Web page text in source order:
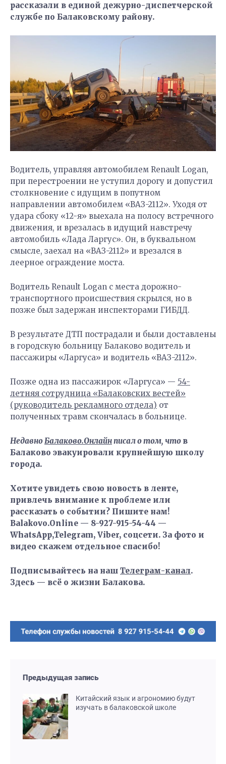
рассказали в единой дежурно-диспетчерской
службе по Балаковскому району.
Водитель, управляя автомобилем Renault Logan,
при перестроении не уступил дорогу и допустил
столкновение с идущим в попутном
направлении автомобилем «ВАЗ-2112». Уходя от
удара сбоку «12-я» выехала на полосу встречного
движения, и врезалась в идущий навстречу
автомобиль «Лада Ларгус». Он, в буквальном
смысле, заехал на «ВАЗ-2112» и врезался в
леерное ограждение моста.
Водитель Renault Logan с места дорожно-
транспортного происшествия скрылся, но в
позже был задержан инспекторами ГИБДД.
В результате ДТП пострадали и были доставлены
в городскую больницу Балаково водитель и
пассажиры «Ларгуса» и водитель «ВАЗ-2112».
Позже одна из пассажирок «Ларгуса» — 54-
летняя сотрудница «Балаковских вестей»
(руководитель рекламного отдела) от
полученных травм скончалась в больнице.
НедавноБалаково.Онлайнписал о том, что в
Балаково эвакуировали крупнейшую школу
города.
Хотите увидеть свою новость в ленте,
привлечь внимание к проблеме или
рассказать о событии? Пишите нам!
Balakovo.Online — 8-927-915-54-44 —
WhatsApp,Telegram, Viber, соцсети. За фото и
видео скажем отдельное спасибо!
Подписывайтесь на наш Телеграм-канал.
Здесь — всё о жизни Балакова.
Предыдущая запись
Китайский язык и агрономию будут
изучать в балаковской школе